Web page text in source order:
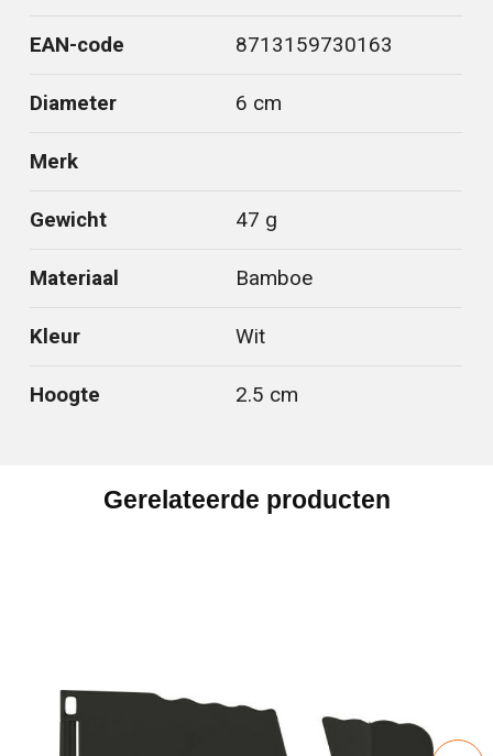
EAN-code 8713159730163
Diameter 6 cm
Merk
Gewicht 47 g
Materiaal Bamboe
Kleur Wit
Hoogte 2.5 cm
Gerelateerde producten